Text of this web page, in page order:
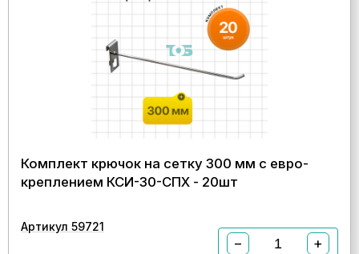
Комплект крючок на сетку 300 мм с евро-
креплением КСИ-30-СПХ - 20шт
Артикул 59721
− +